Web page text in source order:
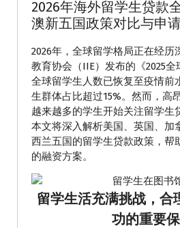
2026年海外留学生贷款
澳新五国政策对比与申
2026年，全球留学格局正在经历
教育协会（IIE）发布的《2025全
全球留学生人数已恢复至疫情前
生群体占比超过15%。然而，高
越来越多的学生开始关注留学生
本文将深入解析美国、英国、加
西兰五国的留学生贷款政策，帮
的融资方案。
留学生活充满挑战，合
功的重要